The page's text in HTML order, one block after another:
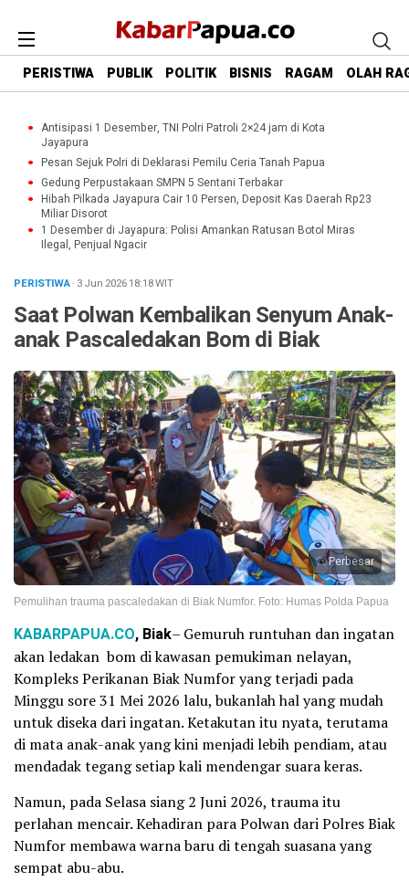
PERISTIWA PUBLIK POLITIK BISNIS RAGAM OLAH
Antisipasi 1 Desember, TNI Polri Patroli 2×24 jam di Kota
Jayapura
Pesan Sejuk Polri di Deklarasi Pemilu Ceria Tanah Papua
Gedung Perpustakaan SMPN 5 Sentani Terbakar
Hibah Pilkada Jayapura Cair 10 Persen, Deposit Kas Daerah Rp23
Miliar Disorot
1 Desember di Jayapura: Polisi Amankan Ratusan Botol Miras
Ilegal, Penjual Ngacir
PERISTIWA· 3 Jun 202618:18WIT
Saat Polwan Kembalikan Senyum Anak-
anak Pascaledakan Bom di Biak
Perbesar
Pemulihan trauma pascaledakan di Biak Numfor. Foto: Humas Polda Papua
KABARPAPUA.CO, Biak– Gemuruh runtuhan dan ingatan
akan ledakan bom di kawasan pemukiman nelayan,
Kompleks Perikanan Biak Numfor yang terjadi pada
Minggu sore 31 Mei 2026 lalu, bukanlah hal yang mudah
untuk diseka dari ingatan. Ketakutan itu nyata, terutama
di mata anak-anak yang kini menjadi lebih pendiam, atau
mendadak tegang setiap kali mendengar suara keras.
Namun, pada Selasa siang 2 Juni 2026, trauma itu
perlahan mencair. Kehadiran para Polwan dari Polres Biak
Numfor membawa warna baru di tengah suasana yang
sempat abu-abu.